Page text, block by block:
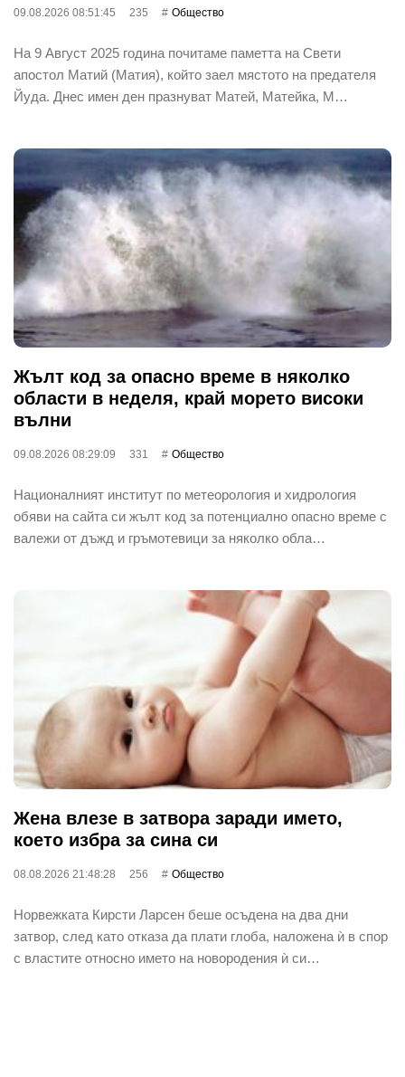
09.08.2026 08:51:45 235 Общество
На 9 Август 2025 година почитаме паметта на Свети
апостол Матий (Матия), който заел мястото на предателя
Йуда. Днес имен ден празнуват Матей, Матейка, М…
Жълт код за опасно време в няколко
области в неделя, край морето високи
вълни
09.08.2026 08:29:09 331 Общество
Националният институт по метеорология и хидрология
обяви на сайта си жълт код за потенциално опасно време с
валежи от дъжд и гръмотевици за няколко обла…
Жена влезе в затвора заради името,
което избра за сина си
08.08.2026 21:48:28 256 Общество
Норвежката Кирсти Ларсен беше осъдена на два дни
затвор, след като отказа да плати глоба, наложена ѝ в спор
с властите относно името на новородения ѝ си…